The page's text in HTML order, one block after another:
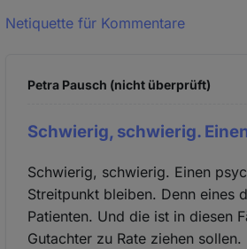
Netiquette für Kommentare
Petra Pausch (nicht überprüft)
Schwierig, schwierig.
Schwierig, schwierig. Einen
Streitpunkt bleiben. Denn eines
Patienten. Und die ist in diesen
Gutachter zu Rate ziehen sollen.